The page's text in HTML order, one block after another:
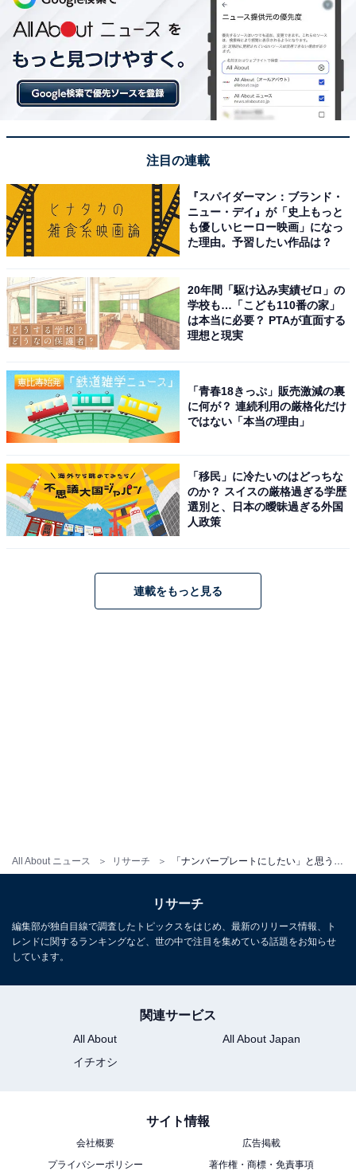
All About ニュース リサーチ
注目の連載
『スパイダーマン：ブランド・
ニュー・デイ』が「史上もっと
も優しいヒーロー映画」になっ
た理由。予習したい作品は？
20年間「駆け込み実績ゼロ」の
学校も…「こども110番の家」
は本当に必要？ PTAが直面する
理想と現実
「青春18きっぷ」販売激減の裏
に何が？ 連続利用の厳格化だけ
ではない「本当の理由」
「移民」に冷たいのはどっちな
のか？ スイスの厳格過ぎる学歴
選別と、日本の曖昧過ぎる外国
人政策
連載をもっと見る
リサーチ
編集部が独自目線で調査したトピックスをはじめ、最新のリリース情報、ト
レンドに関するランキングなど、世の中で注目を集めている話題をお知らせ
しています。
関連サービス
All About
All About Japan
イチオシ
サイト情報
会社概要
広告掲載
プライバシーポリシー
著作権・商標・免責事項